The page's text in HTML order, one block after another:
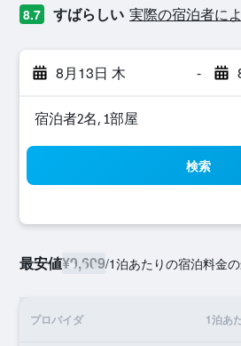
8.7 すばらしい 実際の宿泊者に
8月13日 木 -
宿泊者2名, 1​部屋
検索
最安値¥9,609/1泊あたりの宿泊料金
プロバイダ 1泊あ